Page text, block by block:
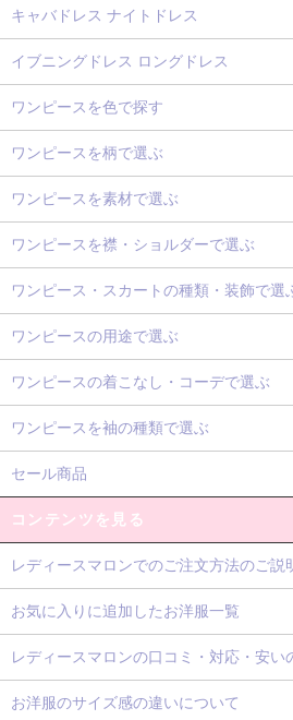
キャバドレス ナイトドレス
イブニングドレス ロングドレス
ワンピースを色で探す
ワンピースを柄で選ぶ
ワンピースを素材で選ぶ
ワンピースを襟・ショルダーで選ぶ
ワンピース・スカートの種類・装飾で選
ワンピースの用途で選ぶ
ワンピースの着こなし・コーデで選ぶ
ワンピースを袖の種類で選ぶ
セール商品
コンテンツを見る
レディースマロンでのご注文方法のご説
お気に入りに追加したお洋服一覧
レディースマロンの口コミ・対応・安い
お洋服のサイズ感の違いについて